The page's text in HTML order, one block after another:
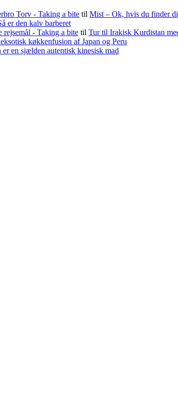
Torv - Taking a bite til Mist – Ok, hvis du finder
er den kalv barberet
rejsemål - Taking a bite til Tur til Irakisk Kurdistan
køkkenfusion af Japan og Peru
en sjælden autentisk kinesisk mad